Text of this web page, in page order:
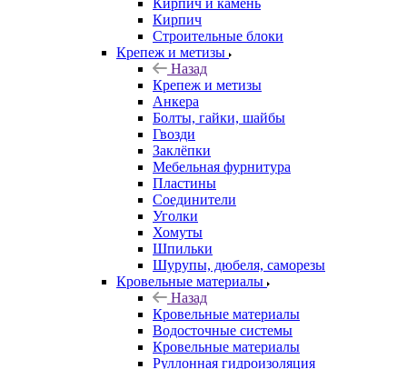
Кирпич и камень
Кирпич
Строительные блоки
Крепеж и метизы
Назад
Крепеж и метизы
Анкера
Болты, гайки, шайбы
Гвозди
Заклёпки
Мебельная фурнитура
Пластины
Соединители
Уголки
Хомуты
Шпильки
Шурупы, дюбеля, саморезы
Кровельные материалы
Назад
Кровельные материалы
Водосточные системы
Кровельные материалы
Руллонная гидроизоляция